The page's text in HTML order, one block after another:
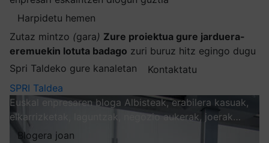
Harpidetu hemen
Zutaz mintzo (gara) Zure proiektua gure jarduera-
eremuekin lotuta badago zuri buruz hitz egingo dugu
Spri Taldeko gure kanaletan
Kontaktatu
SPRI Taldea
Euskal enpresaren bloga Albisteak, erabilera kasuak,
elkarrizketak, laguntzak, negozio aukerak, joerak…
Blogera joan